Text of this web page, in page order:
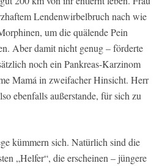
Lendenwirbelbruch nach wie
um die quälende Pein
Aber damit nicht genug – förderte
noch ein Pankreas-Karzinom
Mamá in zweifacher Hinsicht. Herr
ebenfalls außerstande, für sich zu
kümmern sich. Natürlich sind die
„Helfer“, die erscheinen – jüngere